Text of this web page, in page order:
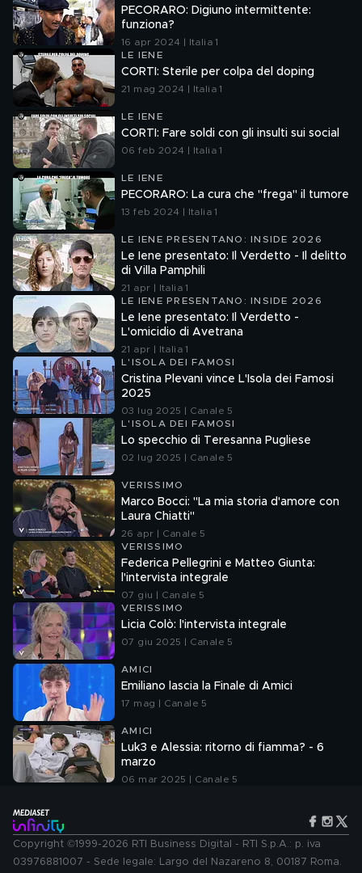
PECORARO: Digiuno intermittente:
funziona?
16 apr 2024 | Italia 1
LE IENE
CORTI: Sterile per colpa del doping
21 mag 2024 | Italia 1
LE IENE
CORTI: Fare soldi con gli insulti sui social
06 feb 2024 | Italia 1
LE IENE
PECORARO: La cura che "frega" il tumore
13 feb 2024 | Italia 1
LE IENE PRESENTANO: INSIDE 2026
Le Iene presentato: Il Verdetto - Il delitto
di Villa Pamphili
21 apr | Italia 1
LE IENE PRESENTANO: INSIDE 2026
Le Iene presentato: Il Verdetto -
L'omicidio di Avetrana
21 apr | Italia 1
L'ISOLA DEI FAMOSI
Cristina Plevani vince L'Isola dei Famosi
2025
03 lug 2025 | Canale 5
L'ISOLA DEI FAMOSI
Lo specchio di Teresanna Pugliese
02 lug 2025 | Canale 5
VERISSIMO
Marco Bocci: "La mia storia d'amore con
Laura Chiatti"
26 apr | Canale 5
VERISSIMO
Federica Pellegrini e Matteo Giunta:
l'intervista integrale
07 giu | Canale 5
VERISSIMO
Licia Colò: l'intervista integrale
07 giu 2025 | Canale 5
AMICI
Emiliano lascia la Finale di Amici
17 mag | Canale 5
AMICI
Luk3 e Alessia: ritorno di fiamma? - 6
marzo
06 mar 2025 | Canale 5
Copyright ©1999-2026 RTI Business Digital - RTI S.p.A.: p. iva
03976881007 - Sede legale: Largo del Nazareno 8, 00187 Roma.